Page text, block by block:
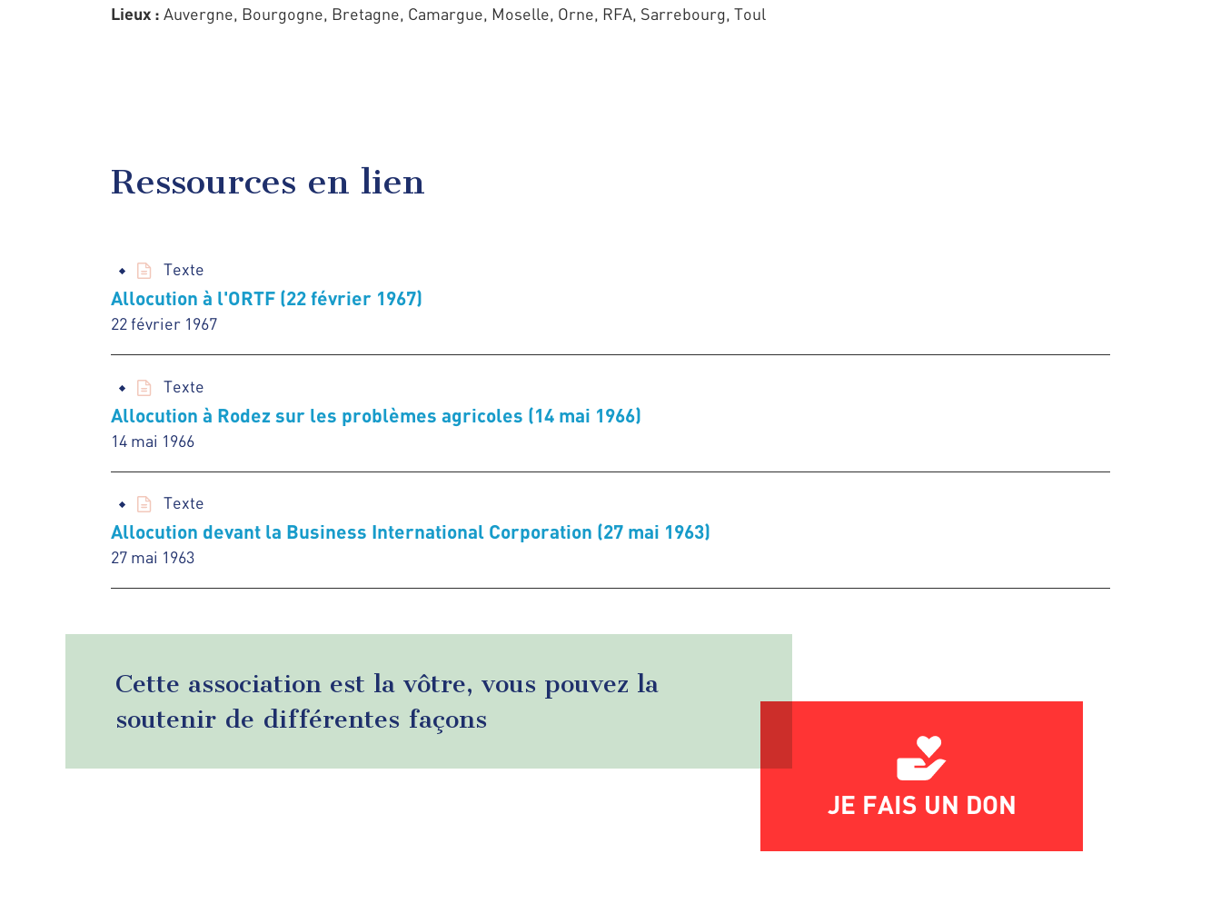
Lieux : Auvergne, Bourgogne, Bretagne, Camargue, Moselle, Orne, RFA, Sarrebourg, Toul
Ressources en lien
Texte
Allocution à l'ORTF (22 février 1967)
22 février 1967
Texte
Allocution à Rodez sur les problèmes agricoles (14 mai 1966)
14 mai 1966
Texte
Allocution devant la Business International Corporation (27 mai 1963)
27 mai 1963
Cette association est la vôtre, vous pouvez la
soutenir de différentes façons
JE FAIS UN DON